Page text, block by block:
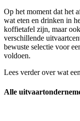
Op het moment dat het
wat eten en drinken in
koffietafel zijn, maar
verschillende
bewuste selectie voor
voldoen.
Lees verder over wat
Alle